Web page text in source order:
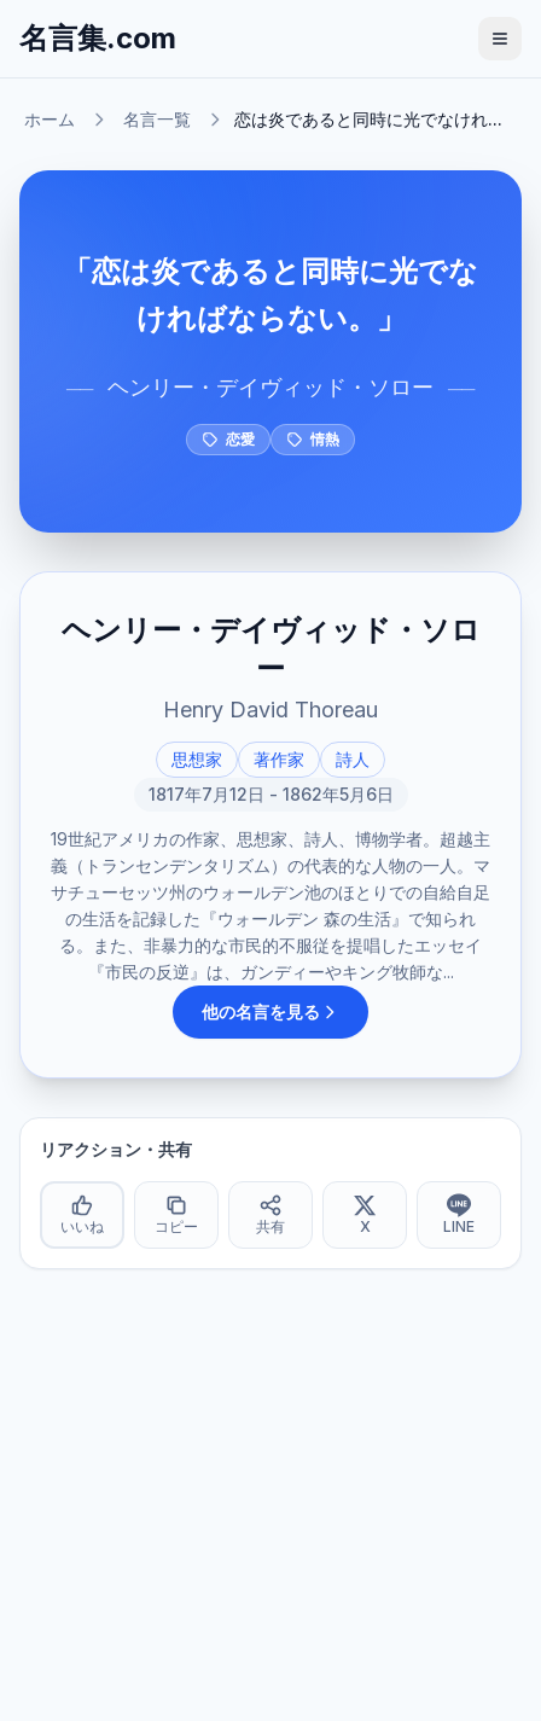
名言集.com
ホーム 名言一覧 恋は炎であると同時に光でなけれ...
「恋は炎であると同時に光でな
ければならない。」
── ヘンリー・デイヴィッド・ソロー ──
恋愛 情熱
ヘンリー・デイヴィッド・ソロ
ー
Henry David Thoreau
思想家 著作家
詩人
1817年7月12日 - 1862年5月6日
19世紀アメリカの作家、思想家、詩人、博物学者。超越主
義（トランセンデンタリズム）の代表的な人物の一人。マ
サチューセッツ州のウォールデン池のほとりでの自給自足
の生活を記録した『ウォールデン 森の生活』で知られ
る。また、非暴力的な市民的不服従を提唱したエッセイ
『市民の反逆』は、ガンディーやキング牧師な...
他の名言を見る
リアクション・共有
いいね コピー 共有 X LINE